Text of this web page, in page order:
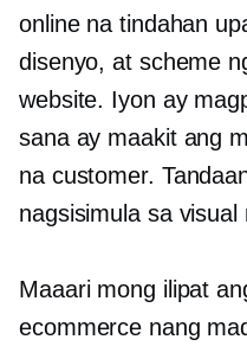
online na tindahan
disenyo, at scheme
website. Iyon ay
sana ay maakit ang
na customer.
nagsisimula sa visual
Maaari mong ilipat
ecommerce nang